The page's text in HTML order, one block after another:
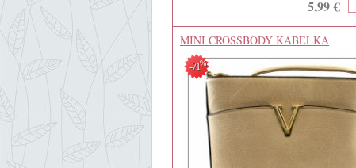
5,99 €
MINI CROSSBODY KABELKA
-71%